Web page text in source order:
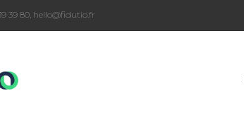
39 80, hello@fidutio.fr